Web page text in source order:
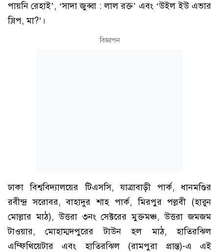
পায়নি রেহাই’, ‘সাদা জুব্বা : লাল রক্ত’ এবং ‘উইল ইউ এভার
স্লিপ, মা?’।
বিজ্ঞাপন
ঢাকা বিশ্ববিদ্যালয়ের টিএসসি, যাত্রাবাড়ী পার্ক, ধানমণ্ডির
রবীন্দ্র সরোবর, বাহাদুর শাহ পার্ক, মিরপুর পল্লবী (হারুন
মোল্লার মাঠ), উত্তরা ৩নং সেক্টরের মুক্তমঞ্চ, উত্তরা জমজম
টাওয়ার, মোহাম্মদপুরের টাউন হল মাঠ, হাতিরঝিল
এম্ফিথিয়েটার এবং হাতিরঝিল (রামপুরা প্রান্ত)-এ এই